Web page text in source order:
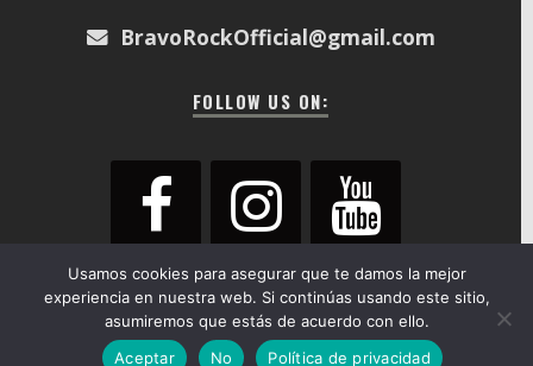
BravoRockOfficial@gmail.com
FOLLOW US ON:
© Bravorock 2018 - 2026
Usamos cookies para asegurar que te damos la mejor
experiencia en nuestra web. Si continúas usando este sitio,
asumiremos que estás de acuerdo con ello.
Aceptar
No Política de privacidad